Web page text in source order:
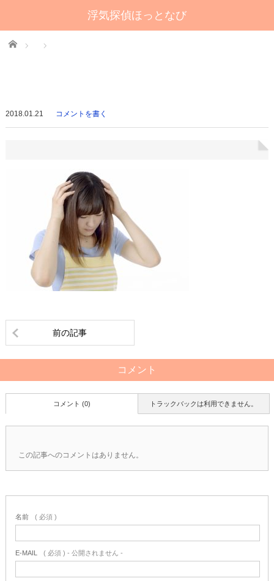
浮気探偵ほっとなび
Home
2018.01.21 コメントを書く
前の記事
コメント
トラックバックは利用できません。
コメント (0)
この記事へのコメントはありません。
名前 ( 必須 )
E-MAIL ( 必須 ) - 公開されません -